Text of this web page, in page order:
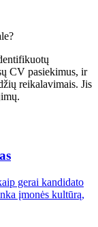
CV pasiekimus, ir
reikalavimais. Jis
gerai kandidato
įmonės kultūrą,